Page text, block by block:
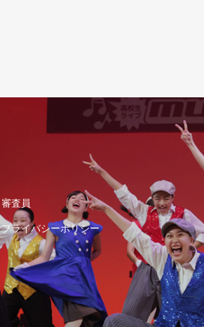
審査員
プライバシーポリシー